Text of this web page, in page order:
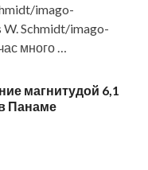
imago-
W. Schmidt/imago-
много …
магнитудой 6,1
Панаме